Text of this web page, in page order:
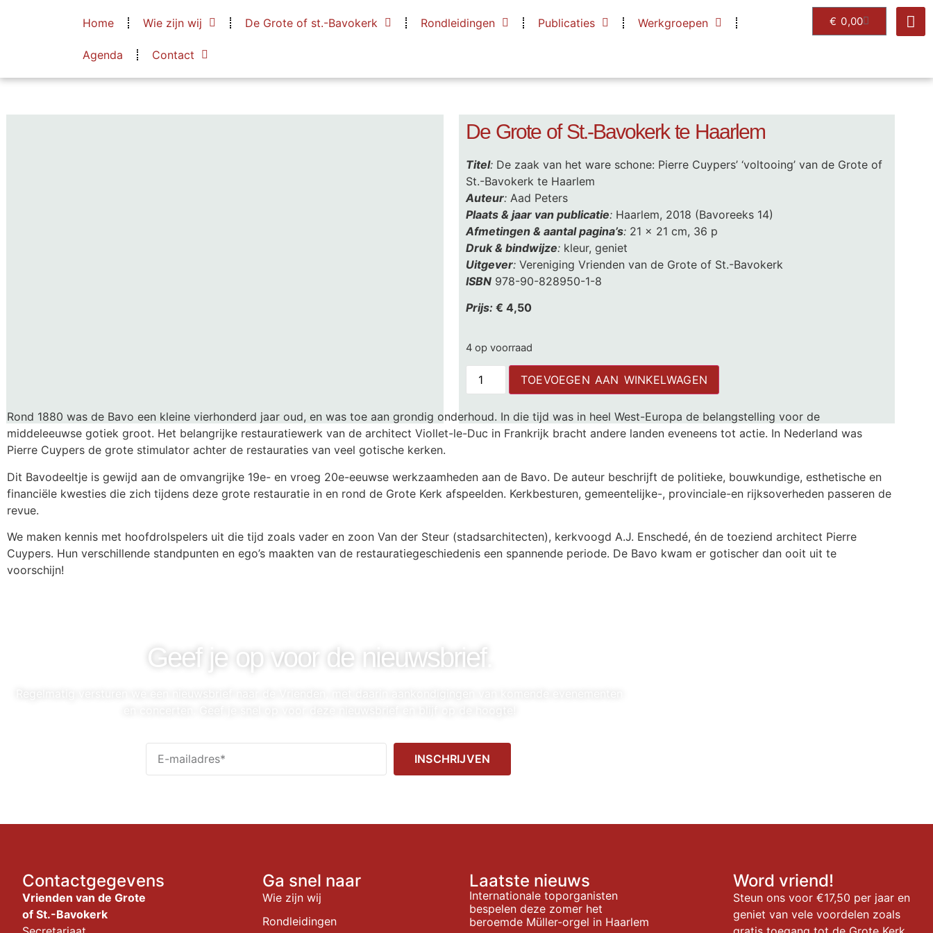
Home Wie zijn wij De Grote of st.-Bavokerk Rondleidingen Publicaties Werkgroepen
Agenda Contact
€ 0,00
De Grote of St.-Bavokerk te Haarlem
Titel: De zaak van het ware schone: Pierre Cuypers’ ‘voltooing’ van de Grote of
St.-Bavokerk te Haarlem
Auteur: Aad Peters
Plaats & jaar van publicatie: Haarlem, 2018 (Bavoreeks 14)
Afmetingen & aantal pagina’s: 21 x 21 cm, 36 p
Druk & bindwijze: kleur, geniet
Uitgever: Vereniging Vrienden van de Grote of St.-Bavokerk
ISBN 978-90-828950-1-8
Prijs: € 4,50
4 op voorraad
TOEVOEGEN AAN WINKELWAGEN
Rond 1880 was de Bavo een kleine vierhonderd jaar oud, en was toe aan grondig onderhoud. In die tijd was in heel West-Europa de belangstelling voor de
middeleeuwse gotiek groot. Het belangrijke restauratiewerk van de architect Viollet-le-Duc in Frankrijk bracht andere landen eveneens tot actie. In Nederland was
Pierre Cuypers de grote stimulator achter de restauraties van veel gotische kerken.
Dit Bavodeeltje is gewijd aan de omvangrijke 19e- en vroeg 20e-eeuwse werkzaamheden aan de Bavo. De auteur beschrijft de politieke, bouwkundige, esthetische en
financiële kwesties die zich tijdens deze grote restauratie in en rond de Grote Kerk afspeelden. Kerkbesturen, gemeentelijke-, provinciale-en rijksoverheden passeren de
revue.
We maken kennis met hoofdrolspelers uit die tijd zoals vader en zoon Van der Steur (stadsarchitecten), kerkvoogd A.J. Enschedé, én de toeziend architect Pierre
Cuypers. Hun verschillende standpunten en ego’s maakten van de restauratiegeschiedenis een spannende periode. De Bavo kwam er gotischer dan ooit uit te
voorschijn!
Geef je op voor de nieuwsbrief.
INSCHRIJVEN
Contactgegevens
Vrienden van de Grote
of St.-Bavokerk
Ga snel naar
Wie zijn wij
Rondleidingen
Laatste nieuws
Internationale toporganisten
bespelen deze zomer het
beroemde Müller-orgel in Haarlem
Word vriend!
Steun ons voor €17,50 per jaar en
geniet van vele voordelen zoals